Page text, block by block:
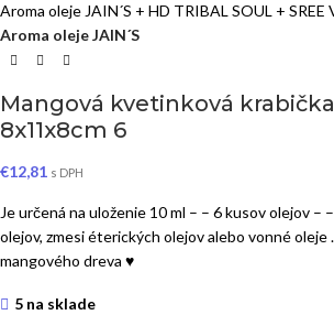
Aroma oleje JAIN´S + HD TRIBAL SOUL +
Aroma oleje JAIN´S
Mangová kvetinková
8x11x8cm 6
€12,81 s DPH
Je určená na uloženie 10 ml – – 6 kusov olejov –
olejov, zmesi éterických olejov alebo vonné oleje
mangového dreva ♥
5 na sklade